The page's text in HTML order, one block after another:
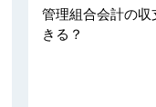
管理組合会計の
きる？